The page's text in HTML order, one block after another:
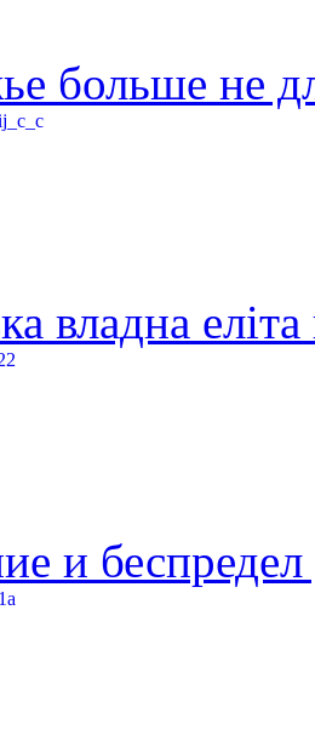
больше не
владна
и